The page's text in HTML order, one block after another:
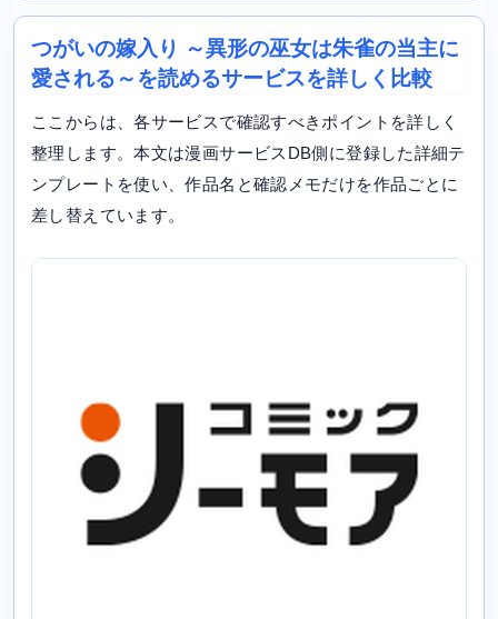
つがいの嫁入り ～異形の巫女は朱雀の当主に
愛される～を読めるサービスを詳しく比較
ここからは、各サービスで確認すべきポイントを詳しく
整理します。本文は漫画サービスDB側に登録した詳細テ
ンプレートを使い、作品名と確認メモだけを作品ごとに
差し替えています。